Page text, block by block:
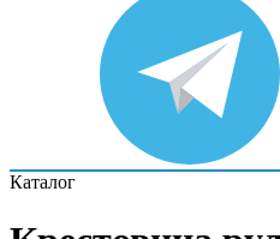
Каталог